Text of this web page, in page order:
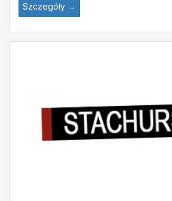
Szczegóły →